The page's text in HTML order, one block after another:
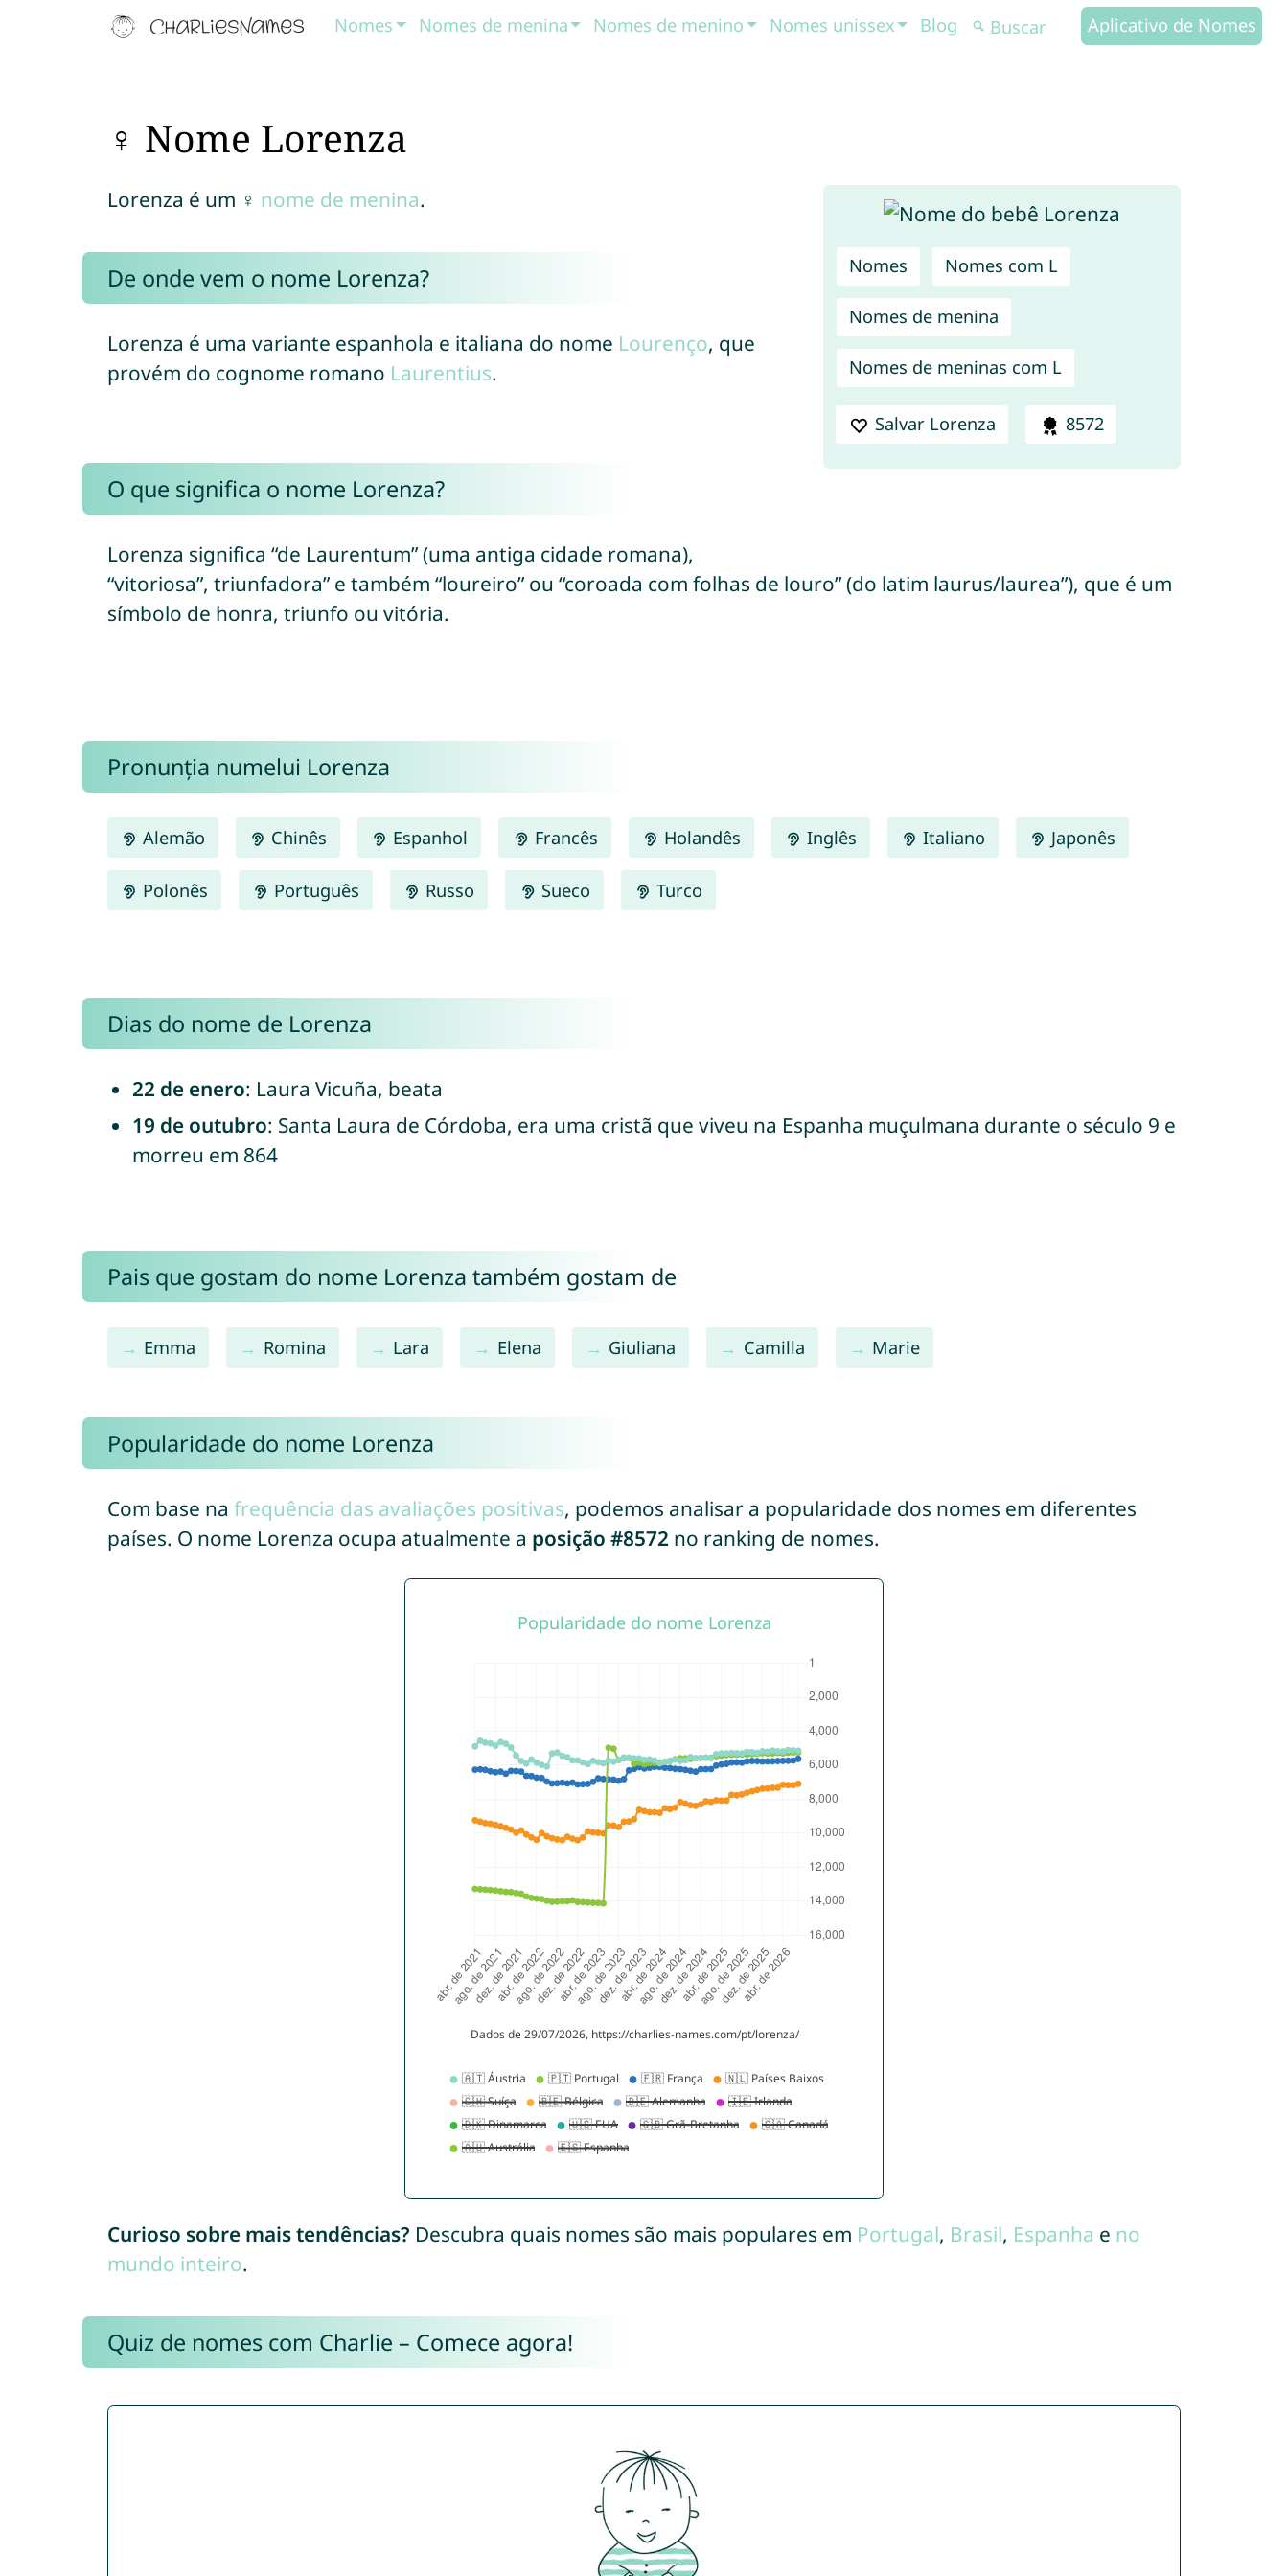
Nomes Nomes de menina Nomes de menino Nomes unissex Blog Aplicativo de Nomes
♀ Nome Lorenza
Nomes Nomes com L
Nomes de menina
Nomes de meninas com L
Salvar Lorenza 8572
Lorenza é um ♀ nome de menina.
De onde vem o nome Lorenza?
Lorenza é uma variante espanhola e italiana do nome Lourenço, que
provém do cognome romano Laurentius.
O que significa o nome Lorenza?
Lorenza significa “de Laurentum” (uma antiga cidade romana),
“vitoriosa”, triunfadora” e também “loureiro” ou “coroada com folhas de louro” (do latim laurus/laurea”), que é um
símbolo de honra, triunfo ou vitória.
Pronunția numelui Lorenza
Alemão Chinês Espanhol Francês Holandês Inglês Italiano Japonês
Polonês Português Russo Sueco Turco
Dias do nome de Lorenza
22 de enero: Laura Vicuña, beata
19 de outubro: Santa Laura de Córdoba, era uma cristã que viveu na Espanha muçulmana durante o século 9 e
morreu em 864
Pais que gostam do nome Lorenza também gostam de
Emma Romina Lara Elena Giuliana Camilla Marie
Popularidade do nome Lorenza
Com base na frequência das avaliações positivas, podemos analisar a popularidade dos nomes em diferentes
países. O nome Lorenza ocupa atualmente a posição #8572 no ranking de nomes.
Curioso sobre mais tendências? Descubra quais nomes são mais populares em Portugal, Brasil, Espanha e no
mundo inteiro.
Quiz de nomes com Charlie – Comece agora!